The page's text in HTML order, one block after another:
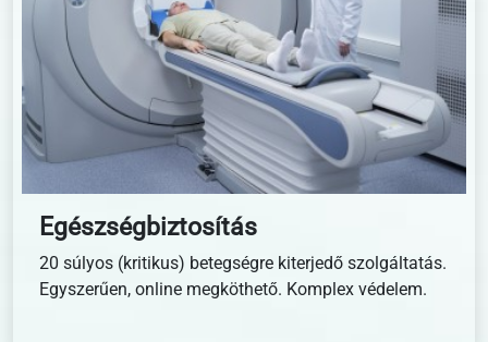
Egészségbiztosítás
20 súlyos (kritikus) betegségre kiterjedő szolgáltatás.
Egyszerűen, online megköthető. Komplex védelem.